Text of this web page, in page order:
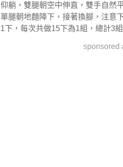
仰躺，雙腿朝空中伸直，雙手自然
單腿朝地麵降下，接著換腳，注意
1下，每次共做15下為1組，總計3組
sponsored